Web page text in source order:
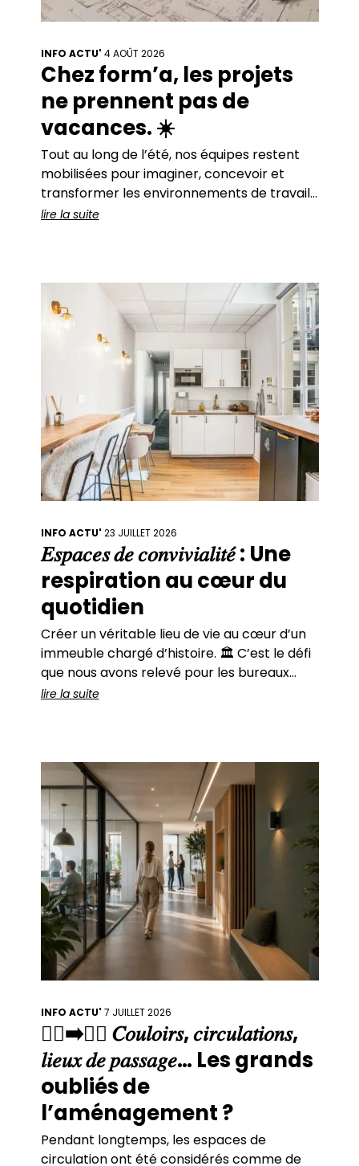
INFO ACTU'4 AOÛT 2026
Chez form’a, les projets
ne prennent pas de
vacances. ☀️
Tout au long de l’été, nos équipes restent
mobilisées pour imaginer, concevoir et
transformer les environnements de travail
de nos clients. De beaux projets sont en
conviction
lire la suite
INFO ACTU'23 JUILLET 2026
𝐸𝑠𝑝𝑎𝑐𝑒𝑠 𝑑𝑒 𝑐𝑜𝑛𝑣𝑖𝑣𝑖𝑎𝑙𝑖𝑡𝑒́ : Une
respiration au cœur du
quotidien
Créer un véritable lieu de vie au cœur d’un
immeuble chargé d’histoire. 🏛️ C’est le défi
que nous avons relevé pour les bureaux
parisiens de Quadrille Capital. Des hauteurs
séduit par
lire la suite
INFO ACTU'7 JUILLET 2026
🚶‍♀️➡️🚶‍♂️ 𝐶𝑜𝑢𝑙𝑜𝑖𝑟𝑠, 𝑐𝑖𝑟𝑐𝑢𝑙𝑎𝑡𝑖𝑜𝑛𝑠,
𝑙𝑖𝑒𝑢𝑥 𝑑𝑒 𝑝𝑎𝑠𝑠𝑎𝑔𝑒… Les grands
oubliés de
l’aménagement ?
Pendant longtemps, les espaces de
circulation ont été considérés comme de